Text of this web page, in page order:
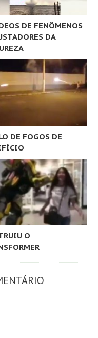
DE FENÔMENOS
DA
DE FOGOS DE
O